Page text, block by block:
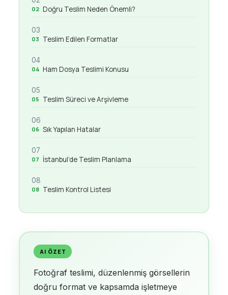
Doğru Teslim Neden Önemli?
03
Teslim Edilen Formatlar
04
Ham Dosya Teslimi Konusu
05
Teslim Süreci ve Arşivleme
06
Sık Yapılan Hatalar
07
İstanbul’de Teslim Planlama
08
Teslim Kontrol Listesi
AI ÖZET
Fotoğraf teslimi, düzenlenmiş görsellerin
doğru format ve kapsamda işletmeye